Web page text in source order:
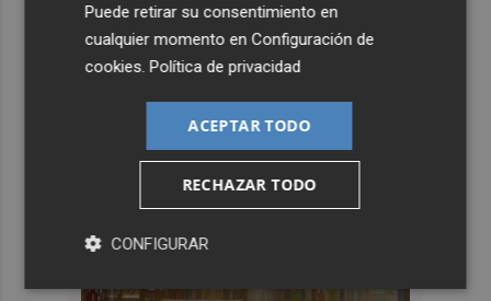
Puede retirar su consentimiento en
cualquier momento enConfiguración de
cookies .Política de privacidad
ACEPTAR TODO
RECHAZAR TODO
CONFIGURAR